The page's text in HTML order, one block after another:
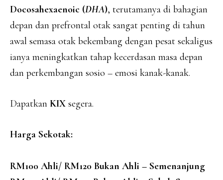
Docosahexaenoic (DHA), terutamanya di bahagian
depan dan prefrontal otak sangat penting di tahun
awal semasa otak bekembang dengan pesat sekaligus
ianya meningkatkan tahap kecerdasan masa depan
dan perkembangan sosio – emosi kanak-kanak.
Dapatkan KIX segera.
Harga Sekotak:
RM100 Ahli/ RM120 Bukan Ahli – Semenanjung